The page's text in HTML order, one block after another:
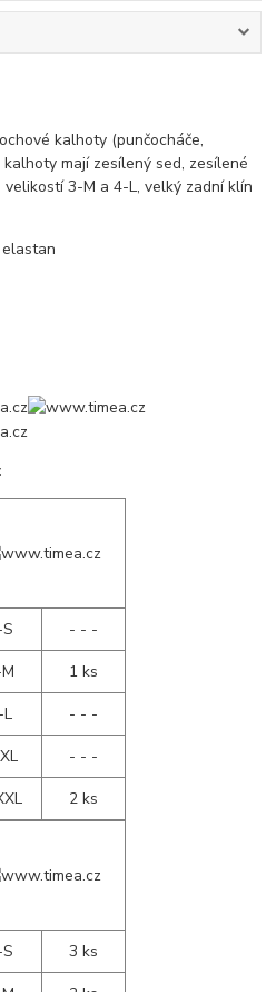
kalhoty (punčocháče,
mají zesílený sed, zesílené
velikostí 3-M a 4-L, velký zadní klín
- - -
1 ks
- - -
- - -
2 ks
3 ks